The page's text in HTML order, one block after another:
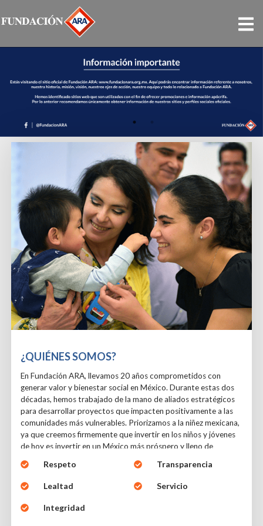
¿QUIÉNES SOMOS?
En Fundación ARA, llevamos 20 años comprometidos con
generar valor y bienestar social en México. Durante estas dos
décadas, hemos trabajado de la mano de aliados estratégicos
para desarrollar proyectos que impacten positivamente a las
comunidades más vulnerables. Priorizamos a la niñez mexicana,
ya que creemos firmemente que invertir en los niños y jóvenes
de hoy es invertir en un México más próspero y lleno de
nos representan y guían nuestro trabajo son: Respeto,
Transparencia, Lealtad, Servicio e Integridad. Estos principios
son la base sobre la que construimos cada acción y decisión
que tomamos, asegurando que nuestro impacto sea siempre
Respeto Transparencia
Lealtad Servicio
Integridad